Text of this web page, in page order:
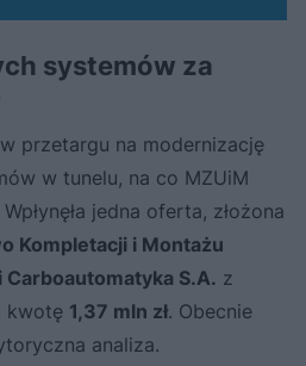
systemów za
przetargu na modernizację
w tunelu, na co MZUiM
Wpłynęła jedna oferta, złożona
Kompletacji i Montażu
S.A. z
kwotę 1,37 mln zł. Obecnie
analiza.